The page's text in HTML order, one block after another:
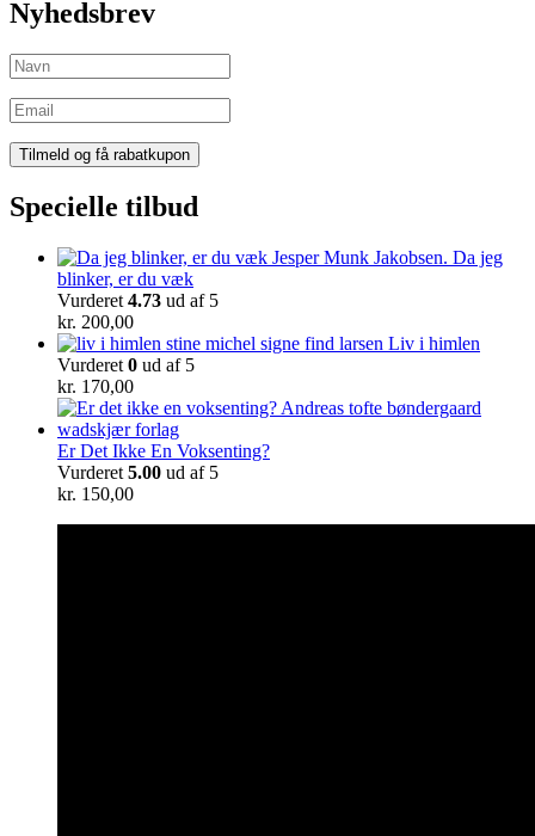
Nyhedsbrev
Specielle tilbud
Da jeg
blinker, er du væk
Vurderet 4.73 ud af 5
kr. 200,00
Liv i himlen
Vurderet 0 ud af 5
kr. 170,00
Er Det Ikke En Voksenting?
Vurderet 5.00 ud af 5
kr. 150,00